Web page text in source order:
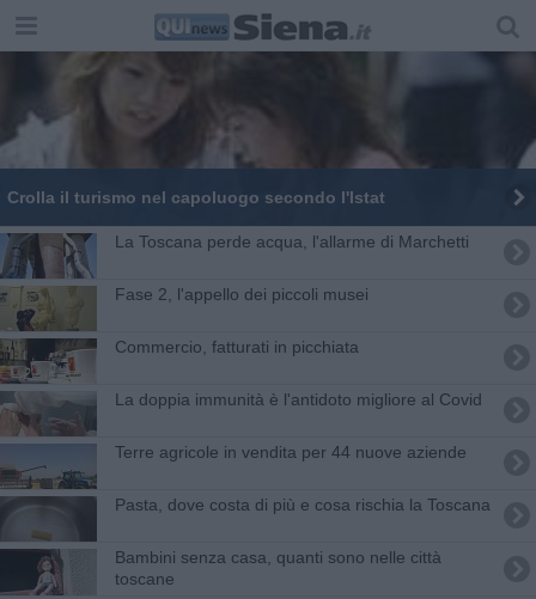
Crolla il turismo nel capoluogo secondo l'Istat
La Toscana perde acqua, l'allarme di Marchetti
Fase 2, l'appello dei piccoli musei
​Commercio, fatturati in picchiata
La doppia immunità è l'antidoto migliore al Covid
Terre agricole in vendita per 44 nuove aziende
Pasta, dove costa di più e cosa rischia la Toscana
Bambini senza casa, quanti sono nelle città
toscane